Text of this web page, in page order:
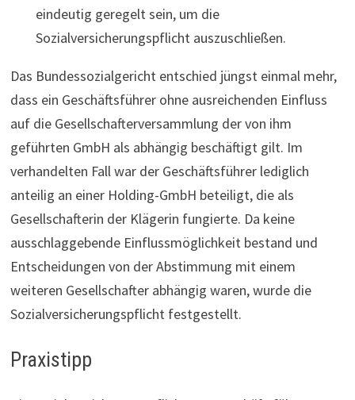
eindeutig geregelt sein, um die
Sozialversicherungspflicht auszuschließen.
Das Bundessozialgericht entschied jüngst einmal mehr,
dass ein Geschäftsführer ohne ausreichenden Einfluss
auf die Gesellschafterversammlung der von ihm
geführten GmbH als abhängig beschäftigt gilt. Im
verhandelten Fall war der Geschäftsführer lediglich
anteilig an einer Holding-GmbH beteiligt, die als
Gesellschafterin der Klägerin fungierte. Da keine
ausschlaggebende Einflussmöglichkeit bestand und
Entscheidungen von der Abstimmung mit einem
weiteren Gesellschafter abhängig waren, wurde die
Sozialversicherungspflicht festgestellt.
Praxistipp